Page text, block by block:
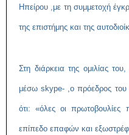
Ηπείρου ,με τη συμμετοχή
της επιστήμης και της
Στη διάρκεια της ομιλίας
μέσω skype- ,ο πρόεδρος του
ότι: «όλες οι
επίπεδο επαφών και